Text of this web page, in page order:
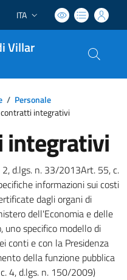
Lingua attiva:
ITA
Villar
/ Personale
integrativi
integrativi
d.lgs. n. 33/2013Art. 55, c.
informazioni sui costi
dagli organi di
dell'Economia e delle
uno specifico modello di
conti e con la Presidenza
della funzione pubblica
4, d.lgs. n. 150/2009)